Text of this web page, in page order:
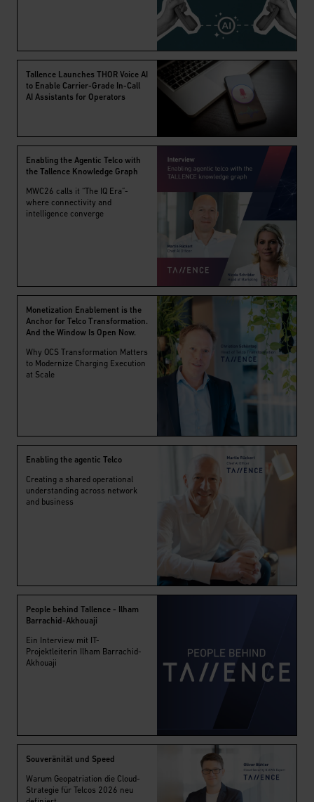
Tallence Launches THOR Voice AI
to Enable Carrier-Grade In-Call
AI Assistants for Operators
Enabling the Agentic Telco with
the Tallence Knowledge Graph
MWC26 calls it “The IQ Era”-
where connectivity and
intelligence converge
Monetization Enablement is the
Anchor for Telco Transformation.
And the Window Is Open Now.
Why OCS Transformation Matters
to Modernize Charging Execution
at Scale
Enabling the agentic Telco
Creating a shared operational
understanding across network
and business
People behind Tallence - Ilham
Barrachid-Akhouaji
Ein Interview mit IT-
Projektleiterin Ilham Barrachid-
Akhouaji
Souveränität und Speed
Warum Geopatriation die Cloud-
Strategie für Telcos 2026 neu